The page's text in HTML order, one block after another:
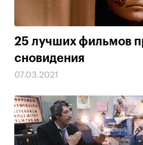
25 лучших фильмов
сновидения
07.03.2021